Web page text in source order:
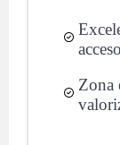
acceso
Zona